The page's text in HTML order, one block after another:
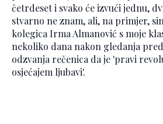
četrdeset i svako će izvući jednu,
stvarno ne znam, ali, na primjer,
kolegica Irma Almanović s moje
nekoliko dana nakon gledanja
odzvanja rečenica da je 'pravi
osjećajem ljubavi'.